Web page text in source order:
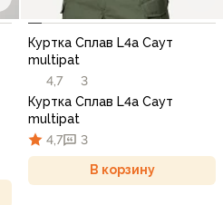
Куртка Сплав L4a Саут
multipat
4,7
3
Куртка Сплав L4a Саут
multipat
4,7
3
В корзину